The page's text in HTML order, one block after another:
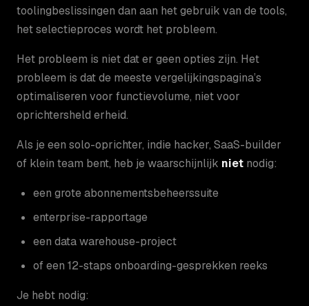
toolingbeslissingen dan aan het gebruik van de tools,
het selectieproces wordt het probleem.
Het probleem is niet dat er geen opties zijn. Het
probleem is dat de meeste vergelijkingspagina’s
optimaliseren voor functievolume, niet voor
oprichtersheld erheid.
Als je een solo-oprichter, indie hacker, SaaS-builder
of klein team bent, heb je waarschijnlijk niet nodig:
een grote abonnementsbeheerssuite
enterprise-rapportage
een data warehouse-project
of een 12-staps onboarding-gesprekken reeks
Je hebt nodig: